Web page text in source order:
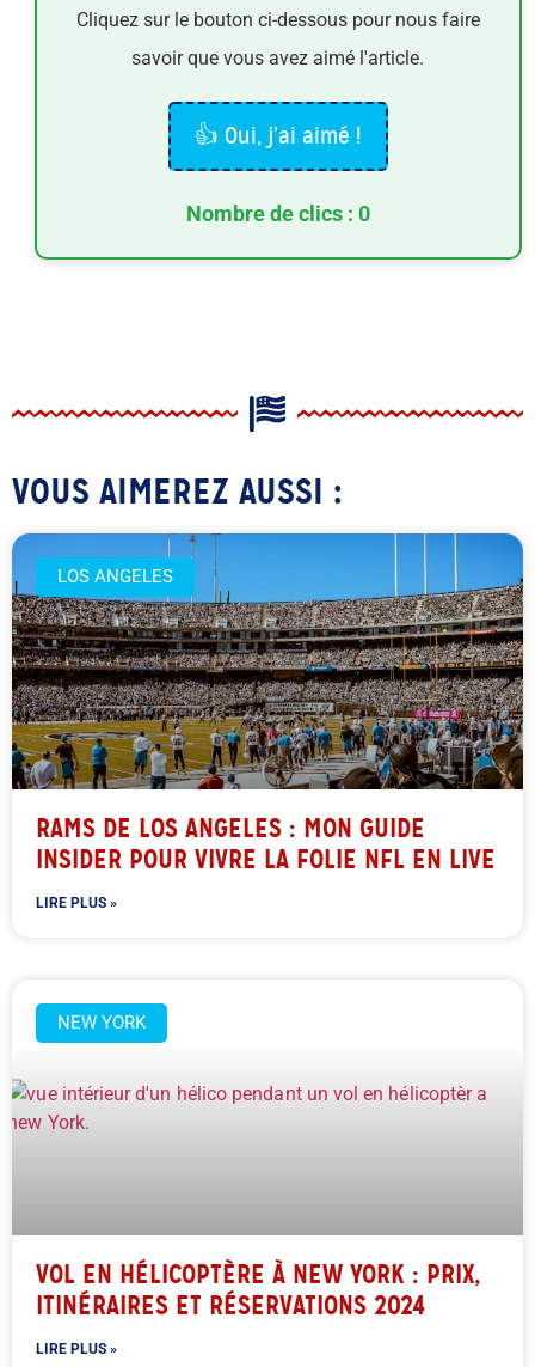
Cliquez sur le bouton ci-dessous pour nous faire
savoir que vous avez aimé l'article.
👍 Oui, j’ai aimé !
Nombre de clics : 0
VOUS AIMEREZ AUSSI :
LOS ANGELES
RAMS DE LOS ANGELES : MON GUIDE
INSIDER POUR VIVRE LA FOLIE NFL EN LIVE
LIRE PLUS »
NEW YORK
VOL EN HÉLICOPTÈRE À NEW YORK : PRIX,
ITINÉRAIRES ET RÉSERVATIONS 2024
LIRE PLUS »